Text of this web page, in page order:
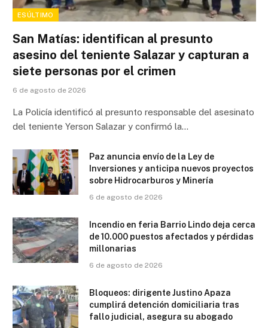
ESÚLTIMO
San Matías: identifican al presunto
asesino del teniente Salazar y capturan a
siete personas por el crimen
6 de agosto de 2026
La Policía identificó al presunto responsable del asesinato
del teniente Yerson Salazar y confirmó la…
Paz anuncia envío de la Ley de
Inversiones y anticipa nuevos proyectos
sobre Hidrocarburos y Minería
6 de agosto de 2026
Incendio en feria Barrio Lindo deja cerca
de 10.000 puestos afectados y pérdidas
millonarias
6 de agosto de 2026
Bloqueos: dirigente Justino Apaza
cumplirá detención domiciliaria tras
fallo judicial, asegura su abogado